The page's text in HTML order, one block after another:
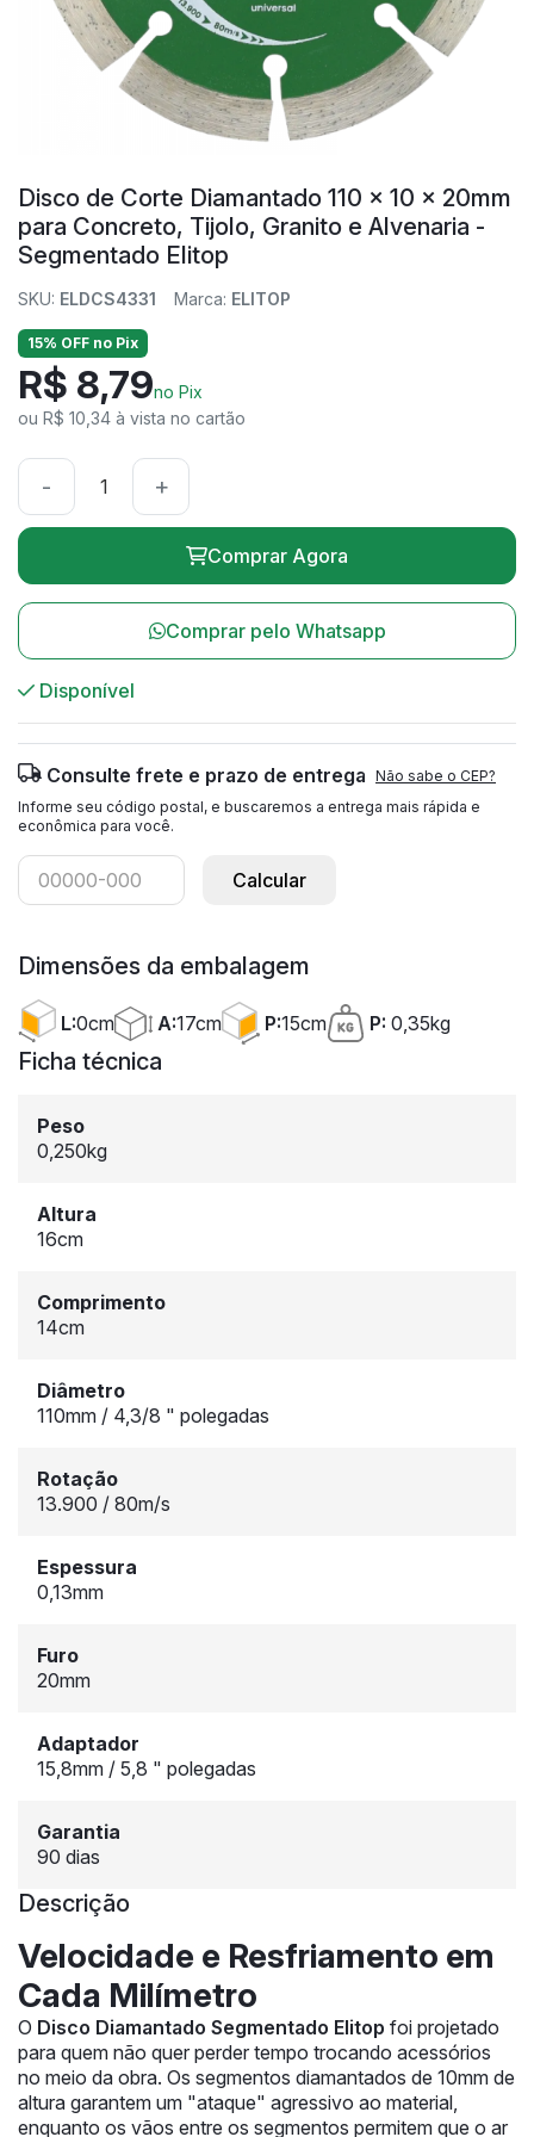
Disco de Corte Diamantado 110 x 10 x 20mm
para Concreto, Tijolo, Granito e Alvenaria -
Segmentado Elitop
SKU: ELDCS4331 Marca: ELITOP
15% OFF no Pix
R$ 8,79no Pix
ou R$ 10,34 à vista no cartão
- +
Comprar Agora
Comprar pelo Whatsapp
Disponível
Consulte frete e prazo de entrega Não sabe o CEP?
Informe seu código postal, e buscaremos a entrega mais rápida e
econômica para você.
Calcular
Dimensões da embalagem
L:0cm A:17cm P:15cm P: 0,35kg
Ficha técnica
Peso
0,250kg
Altura
16cm
Comprimento
14cm
Diâmetro
110mm / 4,3/8 " polegadas
Rotação
13.900 / 80m/s
Espessura
0,13mm
Furo
20mm
Adaptador
15,8mm / 5,8 " polegadas
Garantia
90 dias
Descrição
Velocidade e Resfriamento em
Cada Milímetro
O Disco Diamantado Segmentado Elitop foi projetado
para quem não quer perder tempo trocando acessórios
no meio da obra. Os segmentos diamantados de 10mm de
altura garantem um "ataque" agressivo ao material,
enquanto os vãos entre os segmentos permitem que o ar